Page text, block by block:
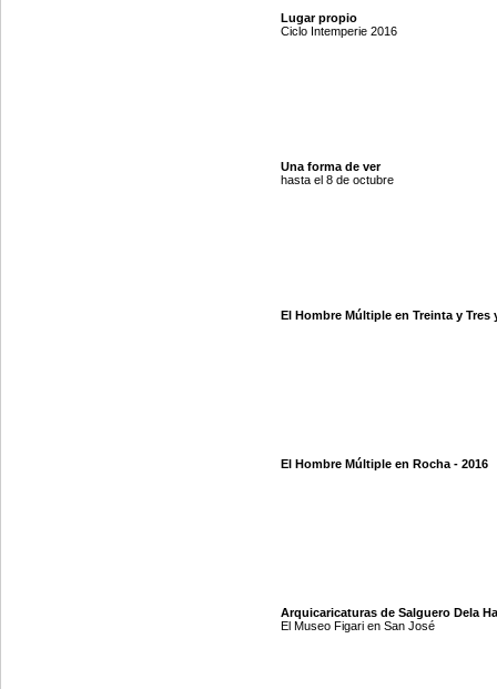
Lugar propio
Ciclo Intemperie 2016
Una forma de ver
hasta el 8 de octubre
El Hombre Múltiple en Treinta y Tres
El Hombre Múltiple en Rocha - 2016
Arquicaricaturas de Salguero Dela
El Museo Figari en San José